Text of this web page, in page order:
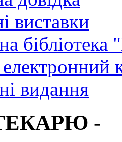
виставки
видання
-